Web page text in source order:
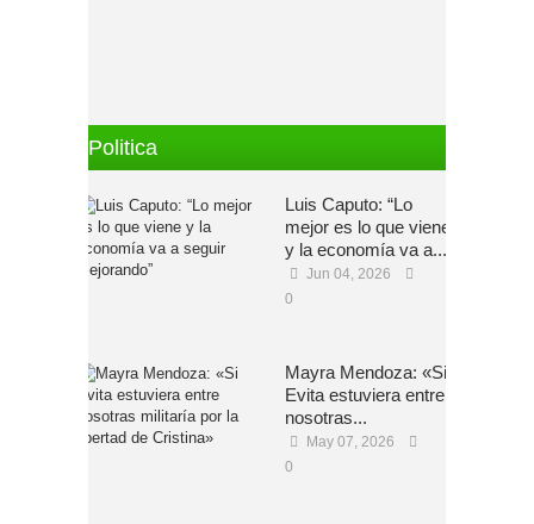
Politica
Luis Caputo: “Lo
mejor es lo que viene
y la economía va a...
Jun 04, 2026
0
Mayra Mendoza: «Si
Evita estuviera entre
nosotras...
May 07, 2026
0